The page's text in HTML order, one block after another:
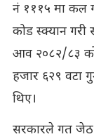
नं १११५ मा कल
कोड स्क्यान गरी
आव २०८२/८३
हजार ६२९ वटा
थिए।
सरकारले गत जेठ